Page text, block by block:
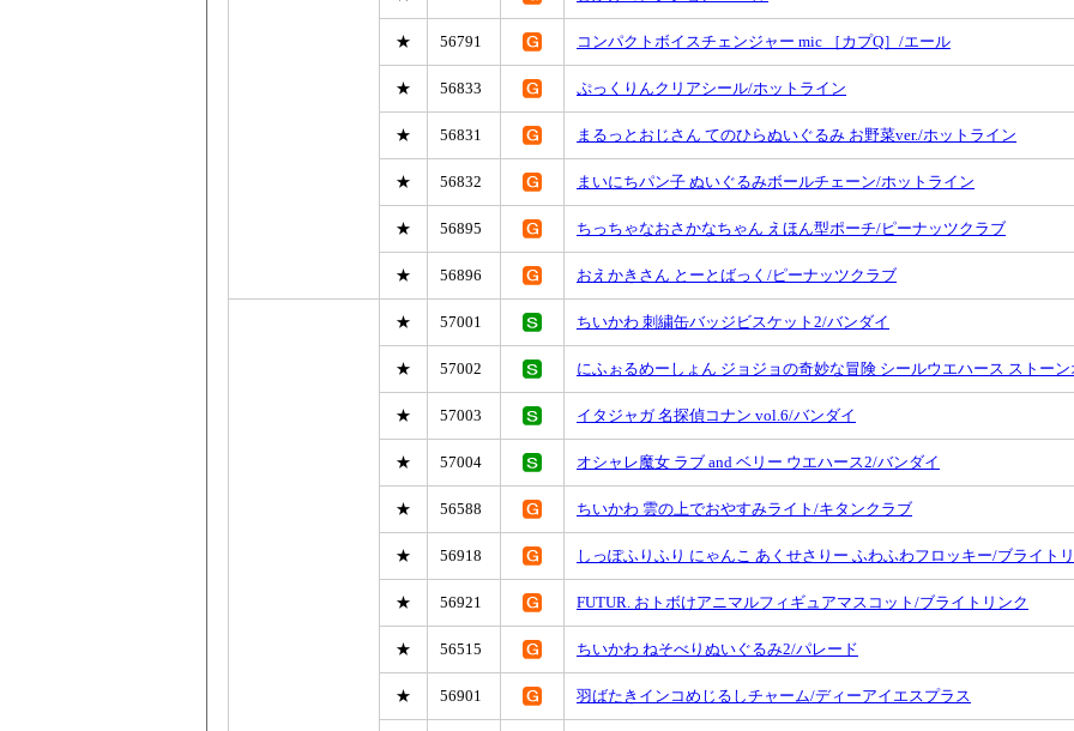
★ 56791 コンパクトボイスチェンジャー mic ［カプQ］/エール
★ 56833 ぷっくりんクリアシール/ホットライン
★ 56831 まるっとおじさん てのひらぬいぐるみ お野菜ver./ホットライン
★ 56832 まいにちパン子 ぬいぐるみボールチェーン/ホットライン
★ 56895 ちっちゃなおさかなちゃん えほん型ポーチ/ピーナッツクラブ
★ 56896 おえかきさん とーとばっく/ピーナッツクラブ
★ 57001 ちいかわ 刺繍缶バッジビスケット2/バンダイ
★ 57002 にふぉるめーしょん ジョジョの奇妙な冒険 シールウエハース ストー
★ 57003 イタジャガ 名探偵コナン vol.6/バンダイ
★ 57004 オシャレ魔女 ラブ and ベリー ウエハース2/バンダイ
★ 56588 ちいかわ 雲の上でおやすみライト/キタンクラブ
★ 56918 しっぽふりふり にゃんこ あくせさりー ふわふわフロッキー/ブライト
★ 56921 FUTUR. おトボけアニマルフィギュアマスコット/ブライトリンク
★ 56515 ちいかわ ねそべりぬいぐるみ2/パレード
★ 56901 羽ばたきインコめじるしチャーム/ディーアイエスプラス